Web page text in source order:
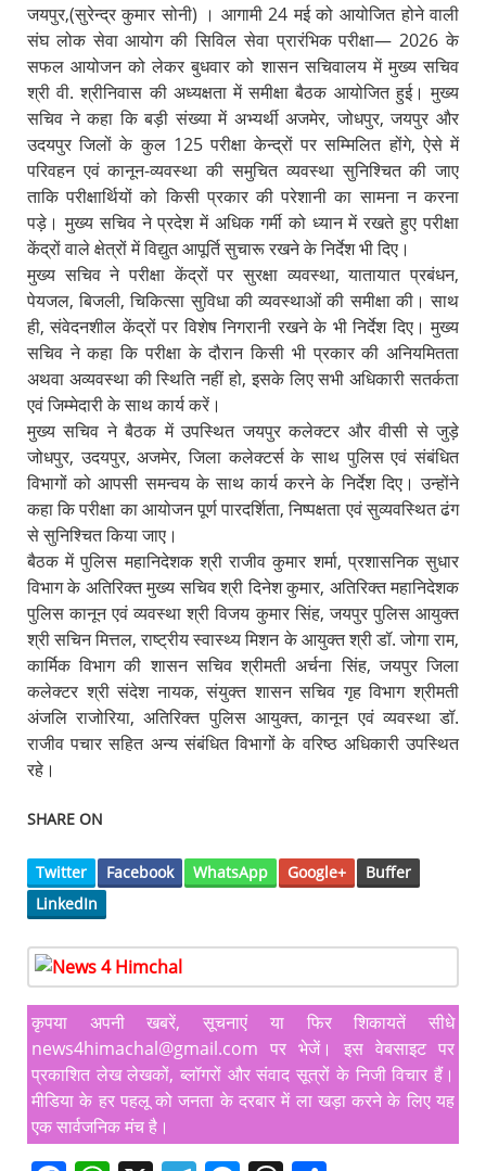
जयपुर,(सुरेन्द्र कुमार सोनी) । आगामी 24 मई को आयोजित होने वाली
संघ लोक सेवा आयोग की सिविल सेवा प्रारंभिक परीक्षा— 2026 के
सफल आयोजन को लेकर बुधवार को शासन सचिवालय में मुख्य सचिव
श्री वी. श्रीनिवास की अध्यक्षता में समीक्षा बैठक आयोजित हुई। मुख्य
सचिव ने कहा कि बड़ी संख्या में अभ्यर्थी अजमेर, जोधपुर, जयपुर और
उदयपुर जिलों के कुल 125 परीक्षा केन्द्रों पर सम्मिलित होंगे, ऐसे में
परिवहन एवं कानून-व्यवस्था की समुचित व्यवस्था सुनिश्चित की जाए
ताकि परीक्षार्थियों को किसी प्रकार की परेशानी का सामना न करना
पड़े। मुख्य सचिव ने प्रदेश में अधिक गर्मी को ध्यान में रखते हुए परीक्षा
केंद्रों वाले क्षेत्रों में विद्युत आपूर्ति सुचारू रखने के निर्देश भी दिए।
मुख्य सचिव ने परीक्षा केंद्रों पर सुरक्षा व्यवस्था, यातायात प्रबंधन,
पेयजल, बिजली, चिकित्सा सुविधा की व्यवस्थाओं की समीक्षा की। साथ
ही, संवेदनशील केंद्रों पर विशेष निगरानी रखने के भी निर्देश दिए। मुख्य
सचिव ने कहा कि परीक्षा के दौरान किसी भी प्रकार की अनियमितता
अथवा अव्यवस्था की स्थिति नहीं हो, इसके लिए सभी अधिकारी सतर्कता
एवं जिम्मेदारी के साथ कार्य करें।
मुख्य सचिव ने बैठक में उपस्थित जयपुर कलेक्टर और वीसी से जुड़े
जोधपुर, उदयपुर, अजमेर, जिला कलेक्टर्स के साथ पुलिस एवं संबंधित
विभागों को आपसी समन्वय के साथ कार्य करने के निर्देश दिए। उन्होंने
कहा कि परीक्षा का आयोजन पूर्ण पारदर्शिता, निष्पक्षता एवं सुव्यवस्थित ढंग
से सुनिश्चित किया जाए।
बैठक में पुलिस महानिदेशक श्री राजीव कुमार शर्मा, प्रशासनिक सुधार
विभाग के अतिरिक्त मुख्य सचिव श्री दिनेश कुमार, अतिरिक्त महानिदेशक
पुलिस कानून एवं व्यवस्था श्री विजय कुमार सिंह, जयपुर पुलिस आयुक्त
श्री सचिन मित्तल, राष्ट्रीय स्वास्थ्य मिशन के आयुक्त श्री डॉ. जोगा राम,
कार्मिक विभाग की शासन सचिव श्रीमती अर्चना सिंह, जयपुर जिला
कलेक्टर श्री संदेश नायक, संयुक्त शासन सचिव गृह विभाग श्रीमती
अंजलि राजोरिया, अतिरिक्त पुलिस आयुक्त, कानून एवं व्यवस्था डॉ.
राजीव पचार सहित अन्य संबंधित विभागों के वरिष्ठ अधिकारी उपस्थित
रहे।
SHARE ON
Twitter Facebook WhatsApp Google+
Buffer
LinkedIn
कृपया अपनी खबरें, सूचनाएं या फिर शिकायतें सीधे
news4himachal@gmail.com पर भेजें। इस वेबसाइट पर
प्रकाशित लेख लेखकों, ब्लॉगरों और संवाद सूत्रों के निजी विचार हैं।
मीडिया के हर पहलू को जनता के दरबार में ला खड़ा करने के लिए यह
एक सार्वजनिक मंच है।